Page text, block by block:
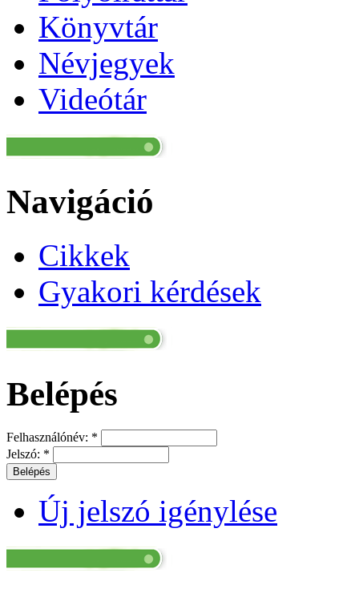
Könyvtár
Névjegyek
Videótár
Navigáció
Cikkek
Gyakori kérdések
Belépés
Felhasználónév: *
Jelszó: *
Új jelszó igénylése